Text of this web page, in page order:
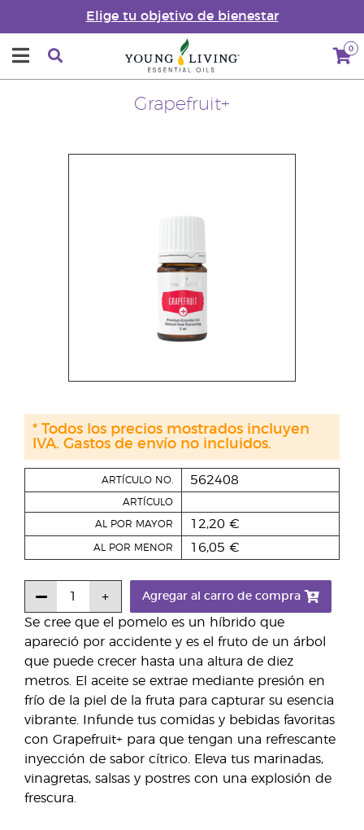
Elige tu objetivo de bienestar
0
Grapefruit+
Se cree que el pomelo es un híbrido que
apareció por accidente y es el fruto de un árbol
que puede crecer hasta una altura de diez
metros. El aceite se extrae mediante presión en
frío de la piel de la fruta para capturar su esencia
vibrante. Infunde tus comidas y bebidas favoritas
con Grapefruit+ para que tengan una refrescante
inyección de sabor cítrico. Eleva tus marinadas,
vinagretas, salsas y postres con una explosión de
frescura.
ARTÍCULO NO. 562408
ARTÍCULO
AL POR MAYOR 12,20 €
AL POR MENOR 16,05 €
Agregar al carro de compra
* Todos los precios mostrados incluyen
IVA. Gastos de envío no incluidos.